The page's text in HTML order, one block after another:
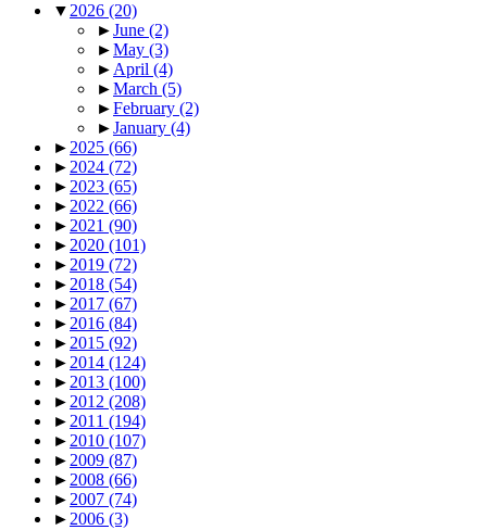
▼ 2026 (20)
►June (2)
►May (3)
► April (4)
►March (5)
►February (2)
►January (4)
► 2025 (66)
► 2024 (72)
► 2023 (65)
► 2022 (66)
► 2021 (90)
► 2020 (101)
► 2019 (72)
► 2018 (54)
► 2017 (67)
► 2016 (84)
► 2015 (92)
► 2014 (124)
► 2013 (100)
► 2012 (208)
► 2011 (194)
► 2010 (107)
► 2009 (87)
► 2008 (66)
► 2007 (74)
► 2006 (3)